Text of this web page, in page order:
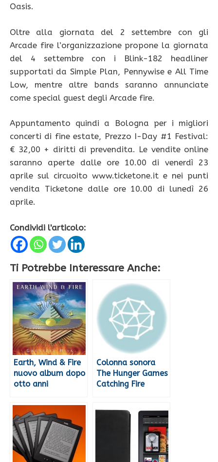
Oasis.
Oltre alla giornata del 2 settembre con gli
Arcade fire l’organizzazione propone la giornata
del 4 settembre con i Blink-182 headliner
supportati da Simple Plan, Pennywise e All Time
Low, mentre altre bands saranno annunciate
come special guest degli Arcade fire.
Appuntamento quindi a Bologna per i migliori
concerti di fine estate, Prezzo I-Day #1 Festival:
€ 32,00 + diritti di prevendita. Le vendite online
saranno aperte dalle ore 10.00 di venerdì 23
aprile sul circuoito www.ticketone.it e nei punti
vendita Ticketone dalle ore 10.00 di lunedì 26
aprile.
Condividi l'articolo:
Ti Potrebbe Interessare Anche:
Earth, Wind & Fire
nuovo album dopo
otto anni
Colonna sonora
The Hunger Games
Catching Fire